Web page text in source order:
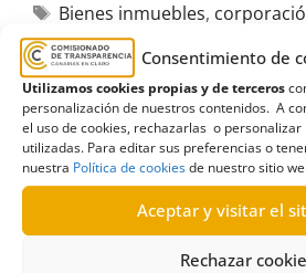
Consentimiento de
Utilizamos cookies propias y de terceros
personalización de nuestros contenidos. A
el uso de cookies, rechazarlas o
utilizadas. Para editar sus preferencias o
nuestra Política de cookiesde nuestro sitio
Aceptar y visitar el
Rechazar
Bienes inmuebles,
de acceso,dinero de donaciones
Entidad local
R196/2022
20/10/2022